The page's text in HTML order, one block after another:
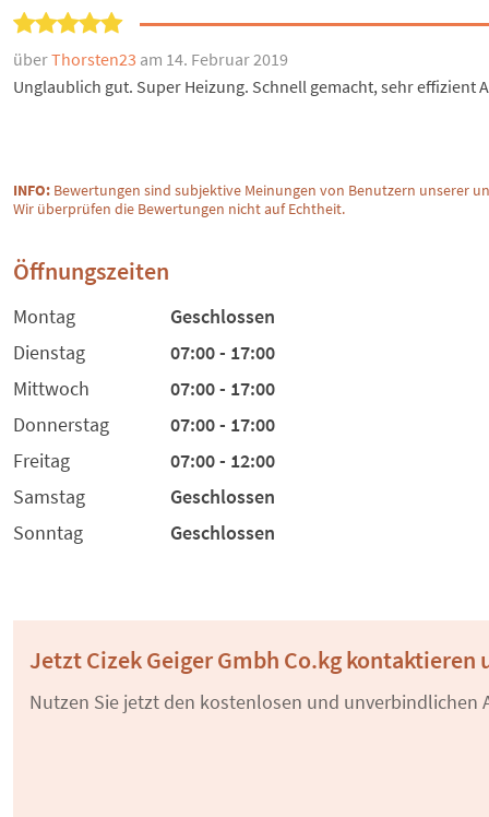
überThorsten23 am 14. Februar 2019
Unglaublich gut. Super Heizung. Schnell gemacht, sehr effizient
INFO: Bewertungen sind subjektive Meinungen von Benutzern unserer
Wir überprüfen die Bewertungen nicht auf Echtheit.
Öffnungszeiten
Montag
Geschlossen
Dienstag
07:00 - 17:00
Mittwoch
07:00 - 17:00
Donnerstag
07:00 - 17:00
Freitag
07:00 - 12:00
Samstag
Geschlossen
Sonntag
Geschlossen
Jetzt Cizek Geiger Gmbh Co.kg kontaktieren
Nutzen Sie jetzt den kostenlosen und unverbindlichen